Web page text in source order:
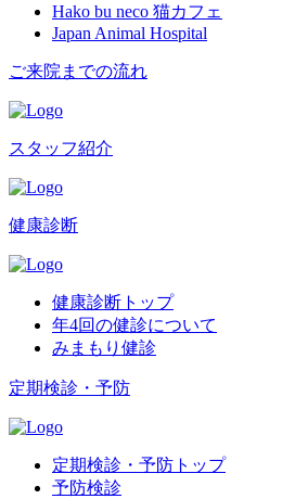
Hako bu neco 猫カフェ
Japan Animal Hospital
ご来院までの流れ
スタッフ紹介
健康診断
健康診断トップ
年4回の健診について
みまもり健診
定期検診・予防
定期検診・予防トップ
予防検診